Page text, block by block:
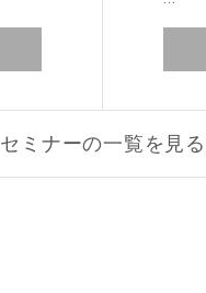
セミナーの一覧を見る